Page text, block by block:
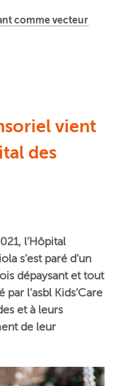
comme vecteur
vient
des
l’Hôpital
s’est paré d’un
dépaysant et tout
l’asbl Kids’Care
et à leurs
de leur